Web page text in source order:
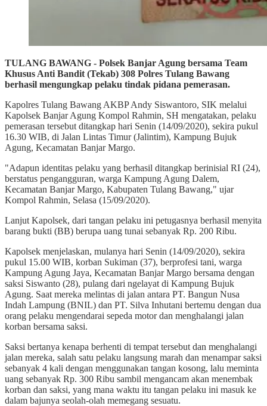
TULANG BAWANG - Polsek Banjar Agung bersama Team
Khusus Anti Bandit (Tekab) 308 Polres Tulang Bawang
berhasil mengungkap pelaku tindak pidana pemerasan.
Kapolres Tulang Bawang AKBP Andy Siswantoro, SIK melalui
Kapolsek Banjar Agung Kompol Rahmin, SH mengatakan, pelaku
pemerasan tersebut ditangkap hari Senin (14/09/2020), sekira pukul
16.30 WIB, di Jalan Lintas Timur (Jalintim), Kampung Bujuk
Agung, Kecamatan Banjar Margo.
"Adapun identitas pelaku yang berhasil ditangkap berinisial RI (24),
berstatus pengangguran, warga Kampung Agung Dalem,
Kecamatan Banjar Margo, Kabupaten Tulang Bawang," ujar
Kompol Rahmin, Selasa (15/09/2020).
Lanjut Kapolsek, dari tangan pelaku ini petugasnya berhasil menyita
barang bukti (BB) berupa uang tunai sebanyak Rp. 200 Ribu.
Kapolsek menjelaskan, mulanya hari Senin (14/09/2020), sekira
pukul 15.00 WIB, korban Sukiman (37), berprofesi tani, warga
Kampung Agung Jaya, Kecamatan Banjar Margo bersama dengan
saksi Siswanto (28), pulang dari ngelayat di Kampung Bujuk
Agung. Saat mereka melintas di jalan antara PT. Bangun Nusa
Indah Lampung (BNIL) dan PT. Silva Inhutani bertemu dengan dua
orang pelaku mengendarai sepeda motor dan menghalangi jalan
korban bersama saksi.
Saksi bertanya kenapa berhenti di tempat tersebut dan menghalangi
jalan mereka, salah satu pelaku langsung marah dan menampar saksi
sebanyak 4 kali dengan menggunakan tangan kosong, lalu meminta
uang sebanyak Rp. 300 Ribu sambil mengancam akan menembak
korban dan saksi, yang mana waktu itu tangan pelaku ini masuk ke
dalam bajunya seolah-olah memegang sesuatu.